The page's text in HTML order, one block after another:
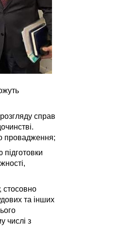
справ
провадження;
підготовки
стосовно
та інших
числі з